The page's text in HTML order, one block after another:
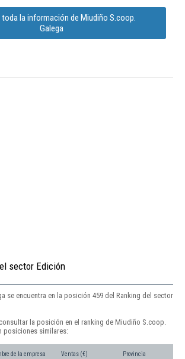
la información de Miudiño S.coop.
Galega
sector Edición
se encuentra en la posición 459 del Ranking del sector
la posición en el ranking de Miudiño S.coop.
posiciones similares:
de la empresa Ventas (€) Provincia